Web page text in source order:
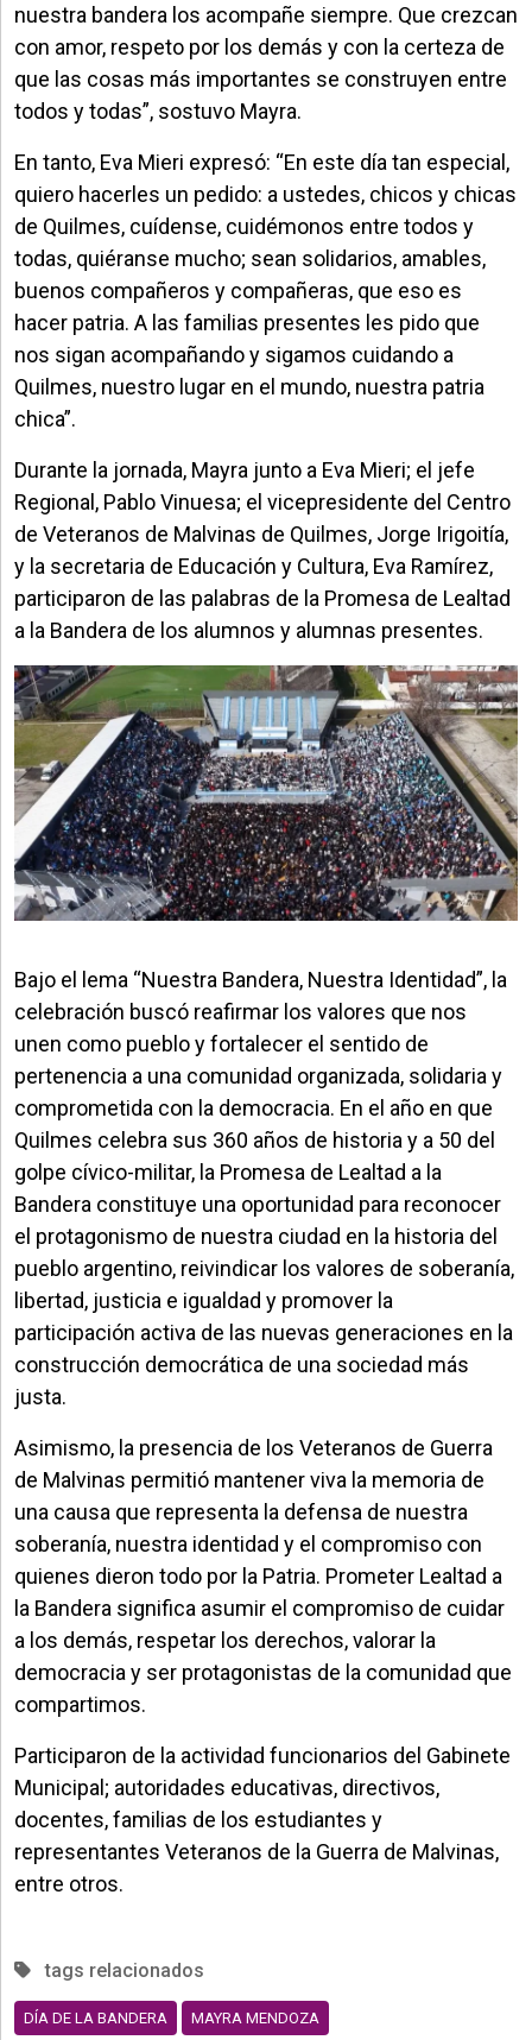
nuestra bandera los acompañe siempre. Que crezcan
con amor, respeto por los demás y con la certeza de
que las cosas más importantes se construyen entre
todos y todas”, sostuvo Mayra.
En tanto, Eva Mieri expresó: “En este día tan especial,
quiero hacerles un pedido: a ustedes, chicos y chicas
de Quilmes, cuídense, cuidémonos entre todos y
todas, quiéranse mucho; sean solidarios, amables,
buenos compañeros y compañeras, que eso es
hacer patria. A las familias presentes les pido que
nos sigan acompañando y sigamos cuidando a
Quilmes, nuestro lugar en el mundo, nuestra patria
chica”.
Durante la jornada, Mayra junto a Eva Mieri; el jefe
Regional, Pablo Vinuesa; el vicepresidente del Centro
de Veteranos de Malvinas de Quilmes, Jorge Irigoitía,
y la secretaria de Educación y Cultura, Eva Ramírez,
participaron de las palabras de la Promesa de Lealtad
a la Bandera de los alumnos y alumnas presentes.
Bajo el lema “Nuestra Bandera, Nuestra Identidad”, la
celebración buscó reafirmar los valores que nos
unen como pueblo y fortalecer el sentido de
pertenencia a una comunidad organizada, solidaria y
comprometida con la democracia. En el año en que
Quilmes celebra sus 360 años de historia y a 50 del
golpe cívico-militar, la Promesa de Lealtad a la
Bandera constituye una oportunidad para reconocer
el protagonismo de nuestra ciudad en la historia del
pueblo argentino, reivindicar los valores de soberanía,
libertad, justicia e igualdad y promover la
participación activa de las nuevas generaciones en la
construcción democrática de una sociedad más
justa.
Asimismo, la presencia de los Veteranos de Guerra
de Malvinas permitió mantener viva la memoria de
una causa que representa la defensa de nuestra
soberanía, nuestra identidad y el compromiso con
quienes dieron todo por la Patria. Prometer Lealtad a
la Bandera significa asumir el compromiso de cuidar
a los demás, respetar los derechos, valorar la
democracia y ser protagonistas de la comunidad que
compartimos.
Participaron de la actividad funcionarios del Gabinete
Municipal; autoridades educativas, directivos,
docentes, familias de los estudiantes y
representantes Veteranos de la Guerra de Malvinas,
entre otros.
tags relacionados
DÍA DE LA BANDERA MAYRA MENDOZA